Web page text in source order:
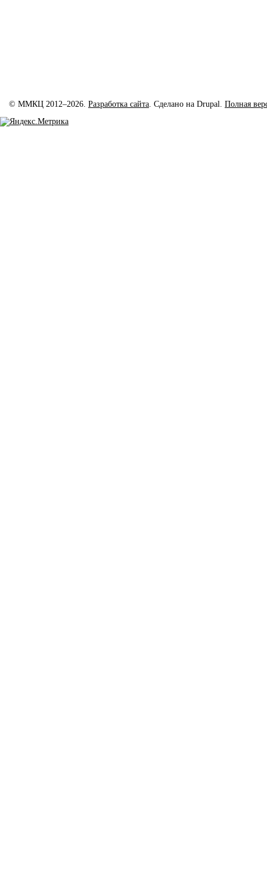
© ММКЦ 2012–2026. Разработка сайта. Сделано на Drupal. Полная